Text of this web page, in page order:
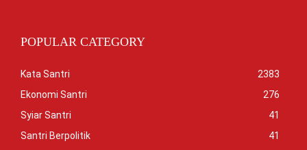
POPULAR CATEGORY
Kata Santri
2383
Ekonomi Santri
276
Syiar Santri
41
Santri Berpolitik
41